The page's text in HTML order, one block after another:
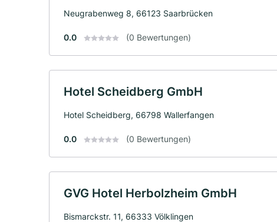
Neugrabenweg 8, 66123 Saarbrücken
0.0 (0 Bewertungen)
Hotel Scheidberg GmbH
Hotel Scheidberg, 66798 Wallerfangen
0.0 (0 Bewertungen)
GVG Hotel Herbolzheim GmbH
Bismarckstr. 11, 66333 Völklingen